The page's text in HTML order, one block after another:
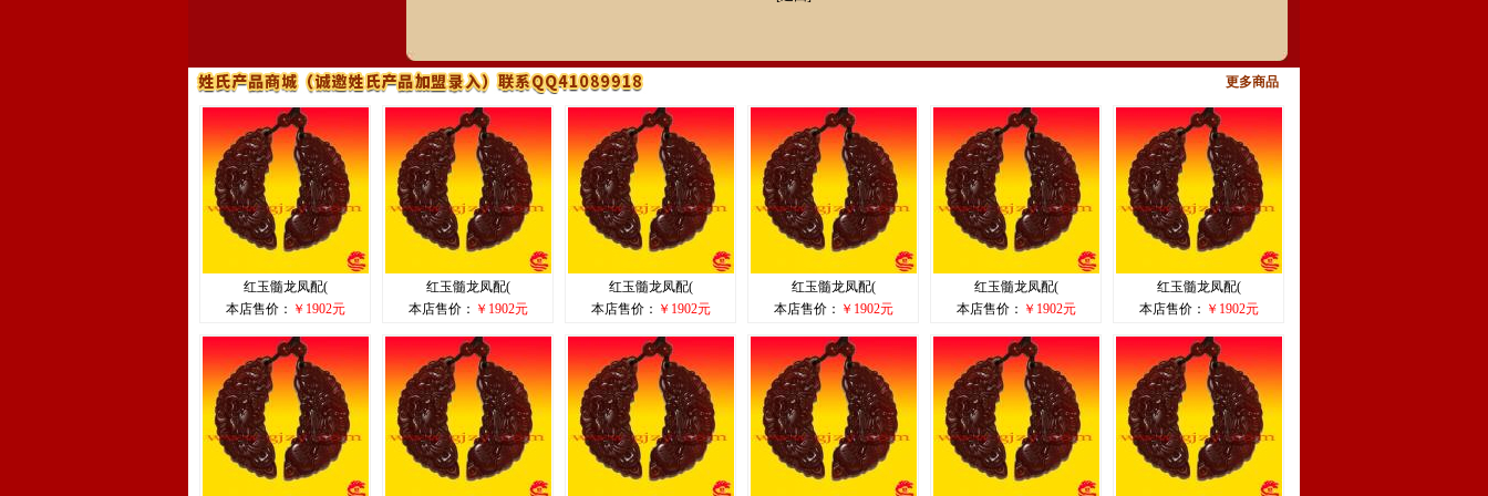
更多商品
红玉髓龙凤配(
本店售价： ￥1902元
红玉髓龙凤配(
本店售价： ￥1902元
红玉髓龙凤配(
本店售价： ￥1902元
红玉髓龙凤配(
本店售价： ￥1902元
红玉髓龙凤配(
本店售价： ￥1902元
红玉髓龙凤配(
本店售价： ￥1902元